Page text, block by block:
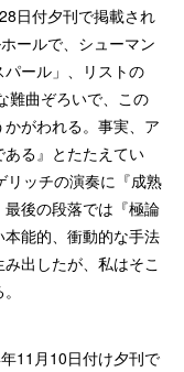
日付夕刊で掲載され
ールで、シューマン
ール」、リストの
難曲ぞろいで、この
がわれる。事実、ア
る』とたたえてい
リッチの演奏に『成熟
後の段落では『極論
能的、衝動的な手法
出したが、私はそこ
11月10日付け夕刊で